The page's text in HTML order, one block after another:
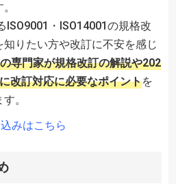
ISO9001・ISO14001の規格改
りたい方や改訂に不安を感じ
専門家が規格改訂の解説や202
改訂対応に必要なポイントを
。
みはこちら